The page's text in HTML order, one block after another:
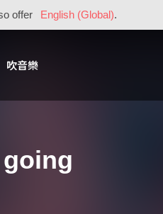
offer English (Global).
吹音樂